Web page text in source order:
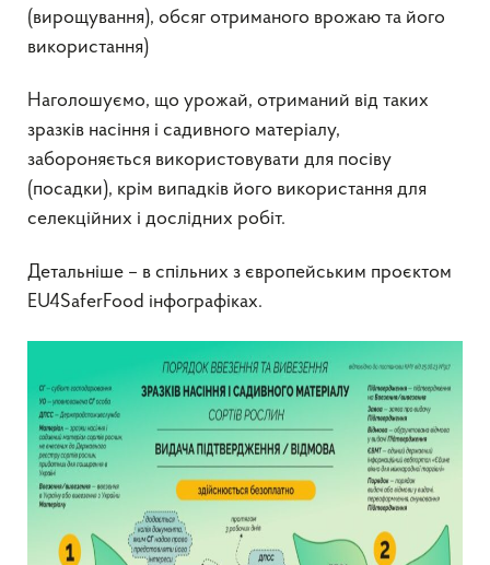
(вирощування), обсяг отриманого врожаю та його
використання)
Наголошуємо, що урожай, отриманий від таких
зразків насіння і садивного матеріалу,
забороняється використовувати для посіву
(посадки), крім випадків його використання для
селекційних і дослідних робіт.
Детальніше – в спільних з європейським проєктом
EU4SaferFood інфографіках.